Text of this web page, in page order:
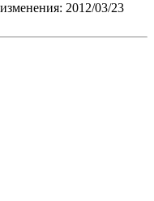
2012/03/23